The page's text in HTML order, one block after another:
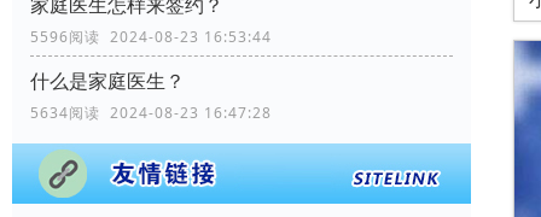
5596阅读 2024-08-23 16:53:44
什么是家庭医生？
5634阅读 2024-08-23 16:47:28